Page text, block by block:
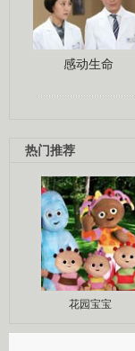
感动生命
热门推荐
花园宝宝